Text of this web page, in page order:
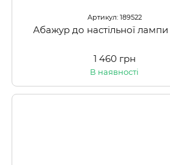
Артикул: 189522
Абажур до настільної
1 460 грн
В наявності